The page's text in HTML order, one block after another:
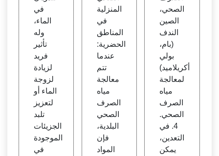
في
الماء،
وله
تأثير
فريد
لزيادة
لزوجة
الماء أو
لتعزيز
تلبد
الجزيئات
الموجودة
في
مناط
ق الح
ضرية
المنزلية
في
المناطق
الحضرية:
عندما
تتم
معالجة
مياه
الصرف
الصحي
البلدية،
فإن
المواد
الصحي،
الصين
الندف
(بام،
بولي
أكريلاميد)
لمعالجة
مياه
الصرف
الصحي.
4. في
التعدين،
يمكن